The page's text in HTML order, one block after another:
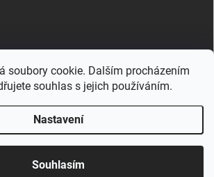
soubory cookie. Dalším procházením
souhlas s jejich používáním.
Nastavení
Souhlasím
Heureka.cz Porovnávač.cz